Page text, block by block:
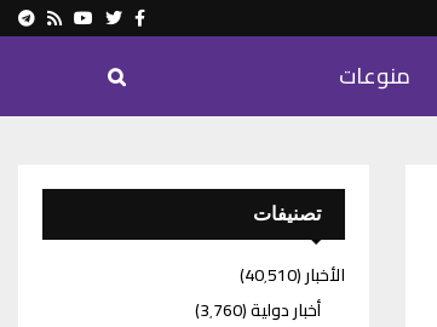
Facebook
Twitter
Youtube
Rss
منوعات
تصنيفات
الأخبار(40٬510)
أخبار دولية(3٬760)